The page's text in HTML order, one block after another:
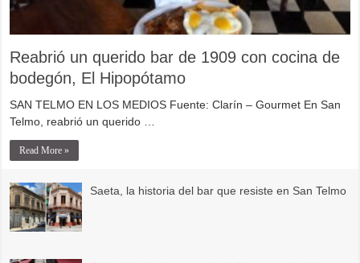
Reabrió un querido bar de 1909 con cocina de
bodegón, El Hipopótamo
SAN TELMO EN LOS MEDIOS Fuente: Clarín – Gourmet En San
Telmo, reabrió un querido …
Read More »
Saeta, la historia del bar que resiste en San Telmo